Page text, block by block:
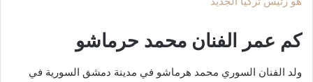
كم عمر الفنان محمد حرماشو
ولد الفنان السوري محمد هرماشو في مدينة دمشق السورية في